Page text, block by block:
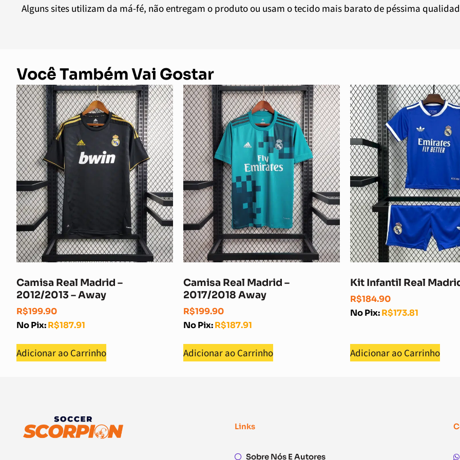
Alguns sites utilizam da má-fé, não entregam o produto ou usam o tecido mais barato de péssima
Você Também Vai Gostar
Camisa Real Madrid –
2012/2013 – Away
R$199.90
No Pix:R$187.91
Adicionar ao Carrinho
Camisa Real Madrid –
2017/2018 Away
R$199.90
No Pix:R$187.91
Adicionar ao Carrinho
Kit Infantil Real
R$184.90
No Pix:R$173.81
Adicionar ao Carrinho
Links
Sobre Nós E Autores